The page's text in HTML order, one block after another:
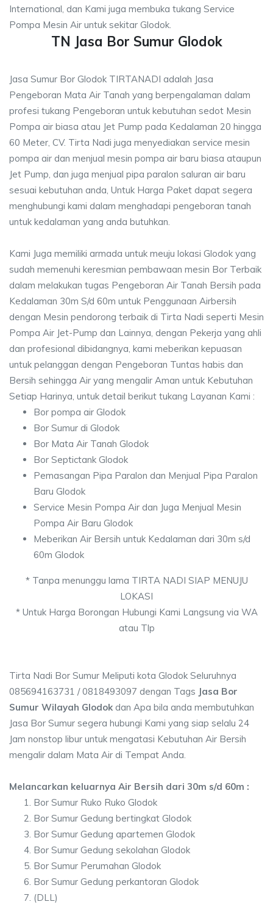
International, dan Kami juga membuka tukang Service
Pompa Mesin Air untuk sekitar Glodok.
TN Jasa Bor Sumur Glodok
Jasa Sumur Bor Glodok TIRTANADI adalah Jasa
Pengeboran Mata Air Tanah yang berpengalaman dalam
profesi tukang Pengeboran untuk kebutuhan sedot Mesin
Pompa air biasa atau Jet Pump pada Kedalaman 20 hingga
60 Meter, CV. Tirta Nadi juga menyediakan service mesin
pompa air dan menjual mesin pompa air baru biasa ataupun
Jet Pump, dan juga menjual pipa paralon saluran air baru
sesuai kebutuhan anda, Untuk Harga Paket dapat segera
menghubungi kami dalam menghadapi pengeboran tanah
untuk kedalaman yang anda butuhkan.
Kami Juga memiliki armada untuk meuju lokasi Glodok yang
sudah memenuhi keresmian pembawaan mesin Bor Terbaik
dalam melakukan tugas Pengeboran Air Tanah Bersih pada
Kedalaman 30m S/d 60m untuk Penggunaan Airbersih
dengan Mesin pendorong terbaik di Tirta Nadi seperti Mesin
Pompa Air Jet-Pump dan Lainnya, dengan Pekerja yang ahli
dan profesional dibidangnya, kami meberikan kepuasan
untuk pelanggan dengan Pengeboran Tuntas habis dan
Bersih sehingga Air yang mengalir Aman untuk Kebutuhan
Setiap Harinya, untuk detail berikut tukang Layanan Kami :
Bor pompa air Glodok
Bor Sumur di Glodok
Bor Mata Air Tanah Glodok
Bor Septictank Glodok
Pemasangan Pipa Paralon dan Menjual Pipa Paralon
Baru Glodok
Service Mesin Pompa Air dan Juga Menjual Mesin
Pompa Air Baru Glodok
Meberikan Air Bersih untuk Kedalaman dari 30m s/d
60m Glodok
* Tanpa menunggu lama TIRTA NADI SIAP MENUJU
LOKASI
* Untuk Harga Borongan Hubungi Kami Langsung via WA
atau Tlp
Tirta Nadi Bor Sumur Meliputi kota Glodok Seluruhnya
085694163731 / 0818493097 dengan Tags Jasa Bor
Sumur Wilayah Glodok dan Apa bila anda membutuhkan
Jasa Bor Sumur segera hubungi Kami yang siap selalu 24
Jam nonstop libur untuk mengatasi Kebutuhan Air Bersih
mengalir dalam Mata Air di Tempat Anda.
Melancarkan keluarnya Air Bersih dari 30m s/d 60m :
Bor Sumur Ruko Ruko Glodok
Bor Sumur Gedung bertingkat Glodok
Bor Sumur Gedung apartemen Glodok
Bor Sumur Gedung sekolahan Glodok
Bor Sumur Perumahan Glodok
Bor Sumur Gedung perkantoran Glodok
(DLL)